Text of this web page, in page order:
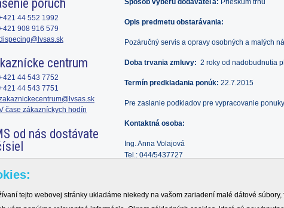
Spôsob výberu dodávateľa: Prieskum trhu
Opis predmetu obstarávania:
Pozáručný servis a opravy osobných a malých
Doba trvania zmluvy: 2 roky od nadobudnutia
Termín predkladania ponúk: 22.7.2015
Pre zaslanie podkladov pre vypracovanie
Kontaktná osoba:
Ing. Anna Volajová
Tel.: 044/5437727
porúch
44 552 1992
908 916 579
centrum
44 543 7752
44 543 7751
čase zákazníckych hodín
od nás dostávate
902 020 169
905 574 506
tejto webovej stránky ukladáme niekedy na vašom zariadení malé dátové